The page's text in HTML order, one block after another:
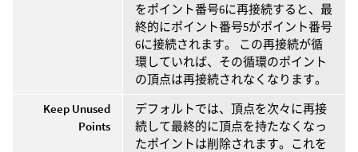
をポイント番号6に再接続すると、最
終的にポイント番号5がポイント番号
6に接続されます。 この再接続が循
環していれば、その循環のポイント
の頂点は再接続されなくなります。
Keep Unused
Points
デフォルトでは、頂点を次々に再接
続して最終的に頂点を持たなくなっ
たポイントは削除されます。これを